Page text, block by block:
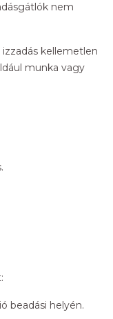
nem
izzadás kellemetlen
munka vagy
beadási helyén.